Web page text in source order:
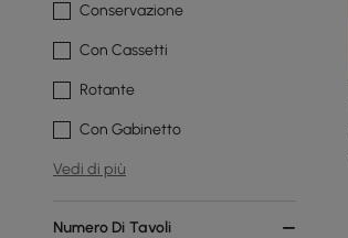
Conservazione
Con Cassetti
Rotante
Con Gabinetto
Vedi di più
Numero Di Tavoli